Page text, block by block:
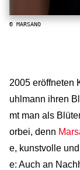
© MARSANO
2005 eröffneten
uhlmann ihren
mt man als
orbei, denn
e, kunstvolle
e: Auch an